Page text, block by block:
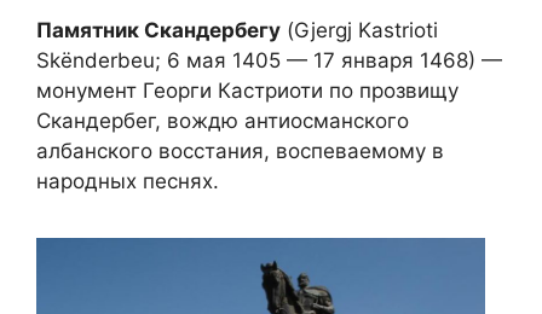
Памятник Скандербегу (Gjergj Kastrioti
Skënderbeu; 6 мая 1405 — 17 января 1468) —
монумент Георги Кастриоти по прозвищу
Скандербег, вождю антиосманского
албанского восстания, воспеваемому в
народных песнях.